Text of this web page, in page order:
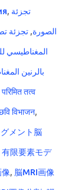
, تجزئة
الصورة,تجزئة
المغناطيسي
بالرنين
परिमित तत्व
विभाजन,
メント脳
有限要素モデ
, 脳MRI画像